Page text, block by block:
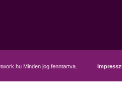
Minden jog fenntartva.